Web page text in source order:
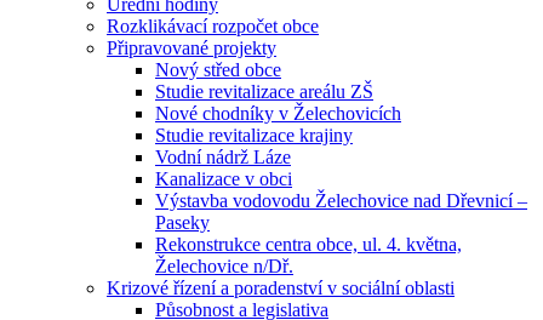
Úřední hodiny
Rozklikávací rozpočet obce
Připravované projekty
Nový střed obce
Studie revitalizace areálu ZŠ
Nové chodníky v Želechovicích
Studie revitalizace krajiny
Vodní nádrž Láze
Kanalizace v obci
Výstavba vodovodu Želechovice nad Dřevnicí –
Paseky
Rekonstrukce centra obce, ul. 4. května,
Želechovice n/Dř.
Krizové řízení a poradenství v sociální oblasti
Působnost a legislativa